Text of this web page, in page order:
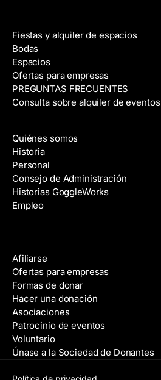
Fiestas y alquiler de espacios
Bodas
Espacios
Ofertas para empresas
PREGUNTAS FRECUENTES
Consulta sobre alquiler de eventos
Quiénes somos
Historia
Personal
Consejo de Administración
Historias GoggleWorks
Empleo
Afiliarse
Ofertas para empresas
Formas de donar
Hacer una donación
Asociaciones
Patrocinio de eventos
Voluntario
Únase a la Sociedad de Donantes